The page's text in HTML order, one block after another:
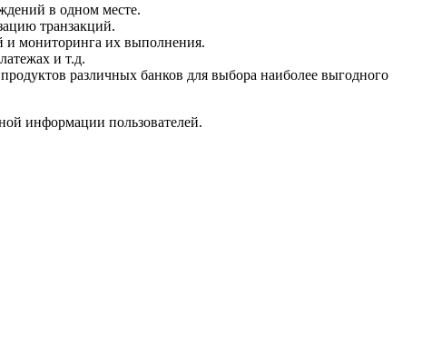
в одном месте.
транзакций.
и мониторинга их выполнения.
и т.д.
различных банков для выбора наиболее выгодного
информации пользователей.